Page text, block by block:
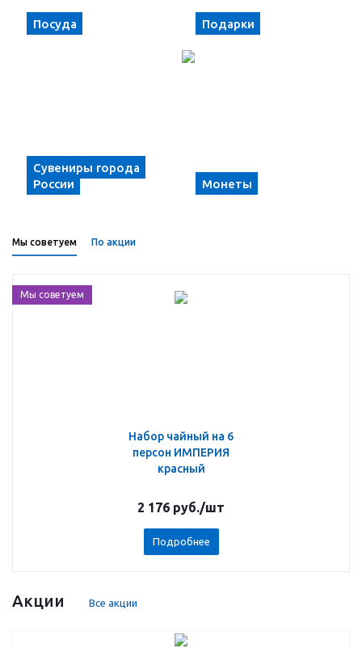
Посуда Подарки
Сувениры города
России
Монеты
Мы советуем По акции
Мы советуем
Набор чайный на 6
персон ИМПЕРИЯ
красный
2 176 руб./шт
Подробнее
Акции Все акции